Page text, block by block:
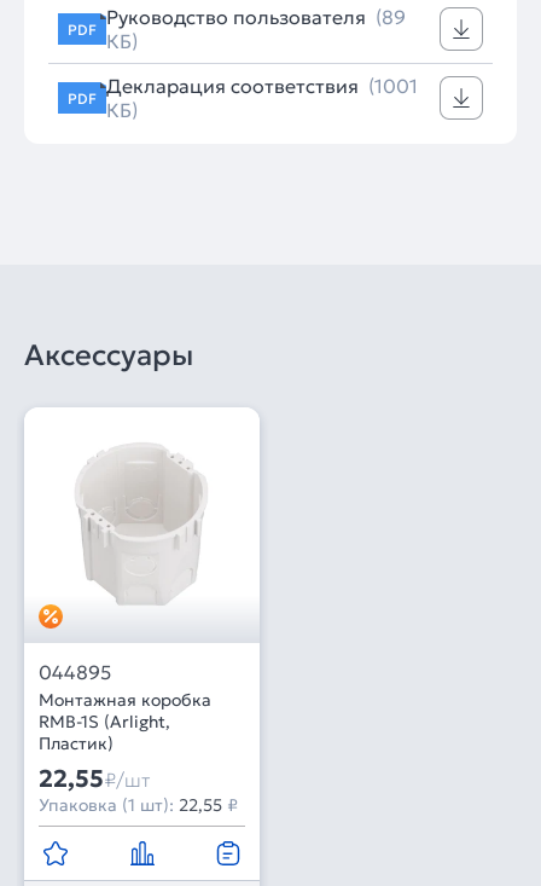
PDF Руководство пользователя (89
КБ)
PDF Декларация соответствия (1001
КБ)
Аксессуары
044895
Монтажная коробка
RMB-1S (Arlight,
Пластик)
22,55₽/шт
Упаковка (1 шт): 22,55 ₽